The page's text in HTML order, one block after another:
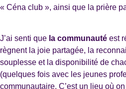
« Céna club », ainsi que la prière
J’ai senti que la communauté est
règnent la joie partagée, la
souplesse et la disponibilité de
(quelques fois avec les jeunes
communautaire. C’est un lieu où